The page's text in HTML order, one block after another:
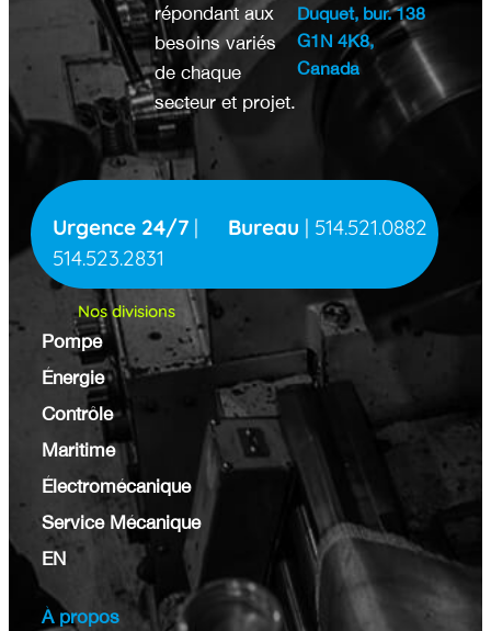
répondant aux
besoins variés
de chaque
secteur et projet.
Duquet, bur. 138
G1N 4K8,
Canada
Urgence 24/7 |
514.523.2831
Bureau | 514.521.0882
Nos divisions
Pompe
Énergie
Contrôle
Maritime
Électromécanique
Service Mécanique
EN
À propos